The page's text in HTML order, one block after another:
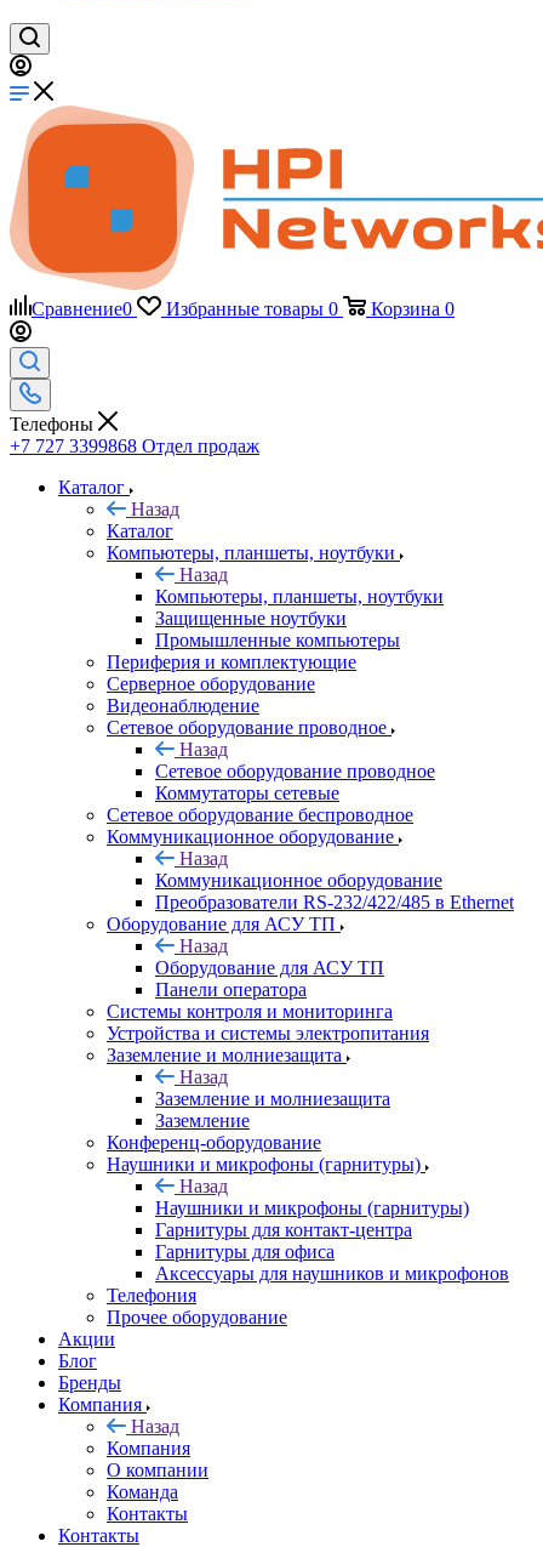
Сравнение0 Избранные товары 0 Корзина 0
Телефоны
+7 727 3399868 Отдел продаж
Каталог
Назад
Каталог
Компьютеры, планшеты, ноутбуки
Назад
Компьютеры, планшеты, ноутбуки
Защищенные ноутбуки
Промышленные компьютеры
Периферия и комплектующие
Серверное оборудование
Видеонаблюдение
Сетевое оборудование проводное
Назад
Сетевое оборудование проводное
Коммутаторы сетевые
Сетевое оборудование беспроводное
Коммуникационное оборудование
Назад
Коммуникационное оборудование
Преобразователи RS-232/422/485 в Ethernet
Оборудование для АСУ ТП
Назад
Оборудование для АСУ ТП
Панели оператора
Системы контроля и мониторинга
Устройства и системы электропитания
Заземление и молниезащита
Назад
Заземление и молниезащита
Заземление
Конференц-оборудование
Наушники и микрофоны (гарнитуры)
Назад
Наушники и микрофоны (гарнитуры)
Гарнитуры для контакт-центра
Гарнитуры для офиса
Аксессуары для наушников и микрофонов
Телефония
Прочее оборудование
Акции
Блог
Бренды
Компания
Назад
Компания
О компании
Команда
Контакты
Контакты